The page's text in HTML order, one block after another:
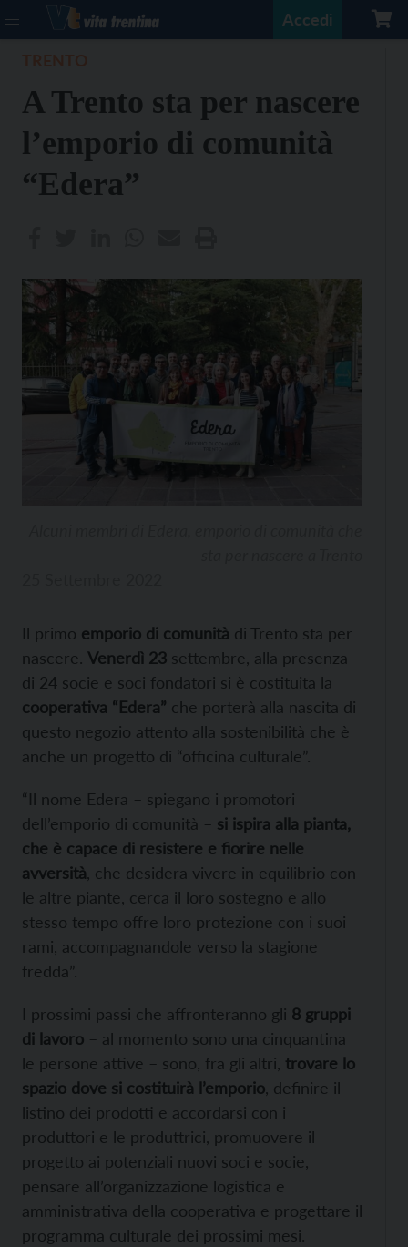
Accedi
A Trento sta per nascere
l’emporio di comunità
“Edera”
Il primo emporio di comunità di Trento sta per
nascere. Venerdì 23 settembre, alla presenza
di 24 socie e soci fondatori si è costituita la
cooperativa “Edera” che porterà alla nascita di
questo negozio attento alla sostenibilità che è
anche un progetto di “officina culturale”.
“Il nome Edera – spiegano i promotori
dell’emporio di comunità – si ispira alla pianta,
che è capace di resistere e fiorire nelle
avversità , che desidera vivere in equilibrio con
le altre piante, cerca il loro sostegno e allo
stesso tempo offre loro protezione con i suoi
rami, accompagnandole verso la stagione
fredda”.
I prossimi passi che affronteranno gli 8 gruppi
di lavoro – al momento sono una cinquantina
le persone attive – sono, fra gli altri, trovare lo
spazio dove si costituirà l’emporio , definire il
listino dei prodotti e accordarsi con i
produttori e le produttrici, promuovere il
progetto ai potenziali nuovi soci e socie,
pensare all’organizzazione logistica e
amministrativa della cooperativa e progettare il
programma culturale dei prossimi mesi.